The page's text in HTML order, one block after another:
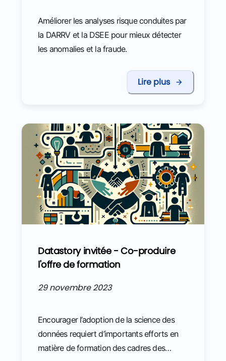
Améliorer les analyses risque conduites par
la DARRV et la DSEE pour mieux détecter
les anomalies et la fraude.
Lire plus
Datastory invitée - Co-produire
l'offre de formation
29 novembre 2023
Encourager l’adoption de la science des
données requiert d’importants efforts en
matière de formation des cadres des